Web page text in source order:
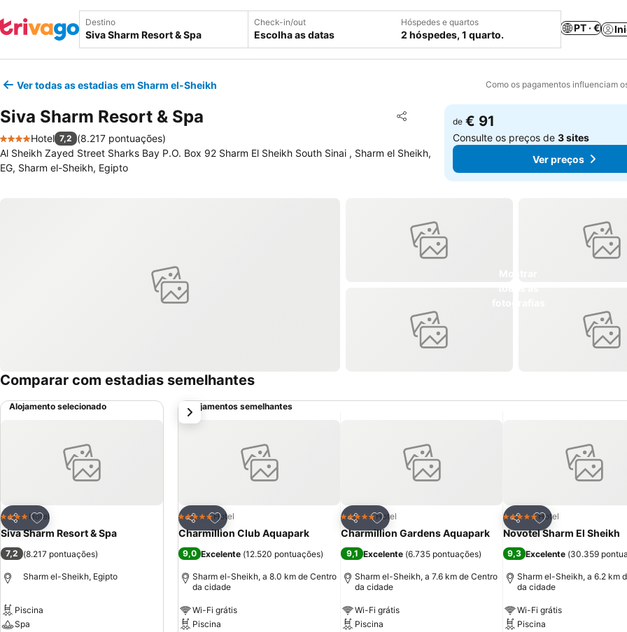
Destino Check-in/out
Escolha as datas
Hóspedes e quartos
2 hóspedes, 1 quarto.
PT · €
Ver todas as estadias em Sharm el-Sheikh Como os pagamentos influenciam
Siva Sharm Resort & Spa Partilhar
Adicionar aos favoritos
4 Estrelas
Hotel 7,2 (8.217 pontuações)
Al Sheikh Zayed Street Sharks Bay P.O. Box 92 Sharm El Sheikh South Sinai , Sharm el Sheikh,
EG, Sharm el-Sheikh, Egipto
de € 91
Consulte os preços de3 sites
Ver preços
Comparar com estadias semelhantes
Alojamento selecionado
Partilhar
Adicionar aos favoritos
4 EstrelasHotel
Siva Sharm Resort & Spa
7,2 (8.217 pontuações)
Sharm el-Sheikh, Egipto
Piscina
Spa
Alojamentos semelhantes
Partilhar
Adicionar aos favoritos
5 EstrelasHotel
Charmillion Club Aquapark
9,0 Excelente (12.520 pontuações)
Sharm el-Sheikh, a 8.0 km de Centro
da cidade
Wi-Fi grátis
Piscina
Partilhar
Adicionar aos favoritos
5 EstrelasHotel
Charmillion Gardens Aquapark
9,1 Excelente (6.735 pontuações)
Sharm el-Sheikh, a 7.6 km de Centro
da cidade
Wi-Fi grátis
Piscina
Partilhar
Adicionar aos
5 EstrelasHotel
Novotel Sharm El Sheikh
9,3 Excelente (30.359
Sharm el-Sheikh, a 6.2 km
da cidade
Wi-Fi grátis
Piscina
próximo